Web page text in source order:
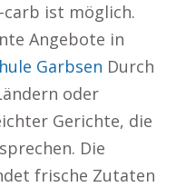
ist möglich.
Angebote in
Garbsen Durch
oder
Gerichte, die
Die
frische Zutaten